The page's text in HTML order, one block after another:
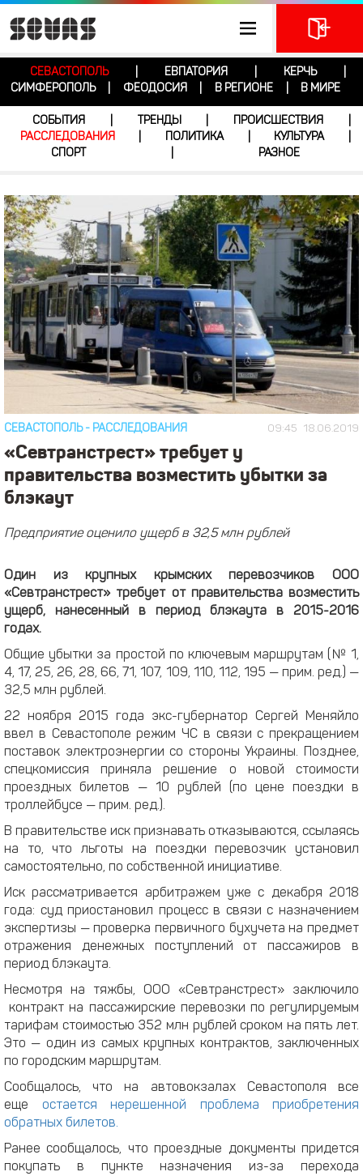
СЕВАСТОПОЛЬ ЕВПАТОРИЯ КЕРЧЬ
СИМФЕРОПОЛЬ
ФЕОДОСИЯ В РЕГИОНЕ В МИРЕ
СОБЫТИЯ ТРЕНДЫ ПРОИСШЕСТВИЯ
РАССЛЕДОВАНИЯ
ПОЛИТИКА КУЛЬТУРА
СПОРТ
РАЗНОЕ
09:45 18.06.2019
СЕВАСТОПОЛЬ- РАССЛЕДОВАНИЯ
«Севтранстрест» требует у
правительства возместить убытки за
блэкаут
Предприятие оценило ущерб в 32,5 млн рублей
Один из крупных крымских перевозчиков ООО
«Севтранстрест» требует от правительства возместить
ущерб, нанесенный в период блэкаута в 2015-2016
годах.
Общие убытки за простой по ключевым маршрутам (№ 1,
4, 17, 25, 26, 28, 66, 71, 107, 109, 110, 112, 195 — прим. ред.) —
32,5 млн рублей.
22 ноября 2015 года экс-губернатор Сергей Меняйло
ввел в Севастополе режим ЧС в связи с прекращением
поставок электроэнергии со стороны Украины. Позднее,
спецкомиссия приняла решение о новой стоимости
проездных билетов — 10 рублей (по цене поездки в
троллейбусе — прим. ред.).
В правительстве иск признавать отказываются, ссылаясь
на то, что льготы на поездки перевозчик установил
самостоятельно, по собственной инициативе.
Иск рассматривается арбитражем уже с декабря 2018
года: суд приостановил процесс в связи с назначением
экспертизы — проверка первичного бухучета на предмет
отражения денежных поступлений от пассажиров в
период блэкаута.
Несмотря на тяжбы, ООО «Севтранстрест» заключило
контракт на пассажирские перевозки по регулируемым
тарифам стоимостью 352 млн рублей сроком на пять лет.
Это — один из самых крупных контрактов, заключенных
по городским маршрутам.
Сообщалось, что на автовокзалах Севастополя все
еще остается нерешенной проблема приобретения
обратных билетов.
Ранее сообщалось, что проездные документы придется
покупать в пункте назначения из-за перехода